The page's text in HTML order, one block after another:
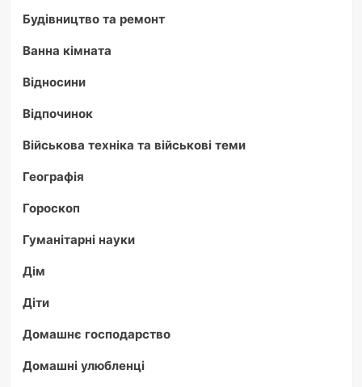
Будівництво та ремонт
Ванна кімната
Відносини
Відпочинок
Військова техніка та військові теми
Географія
Гороскоп
Гуманітарні науки
Дім
Діти
Домашнє господарство
Домашні улюбленці